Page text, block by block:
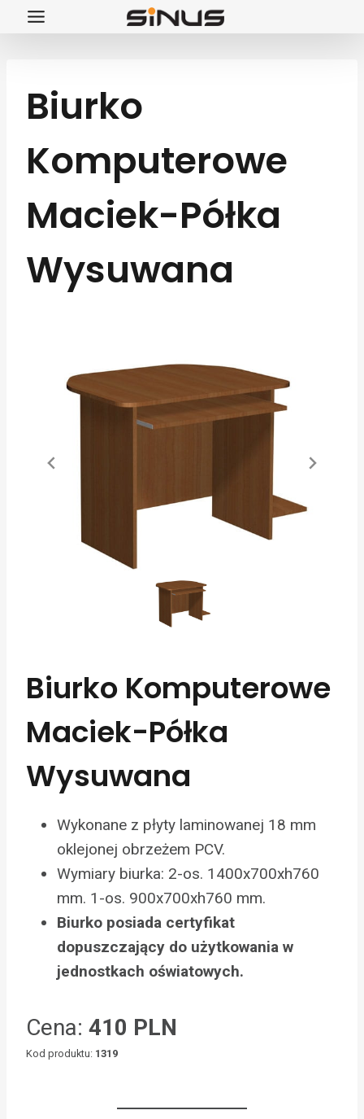
Przejdź
Biurko
Komputerowe
Maciek-Półka
Wysuwana
Biurko Komputerowe
Maciek-Półka
Wysuwana
Wykonane z płyty laminowanej 18 mm
oklejonej obrzeżem PCV.
Wymiary biurka: 2-os. 1400x700xh760
mm. 1-os. 900x700xh760 mm.
Biurko posiada certyfikat
dopuszczający do użytkowania w
jednostkach oświatowych.
Cena: 410 PLN
Kod produktu: 1319